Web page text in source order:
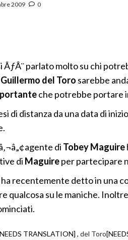
2009 0
ÃƒÂ¨ parlato molto su chi
Guillermo del Toro sarebbe
che potrebbe portare
di distanza da una data di
di Tobey Maguire
di Maguireper partecipare
recentemente detto in una
qualcosa su le maniche.
TRANSLATION] , del Toro